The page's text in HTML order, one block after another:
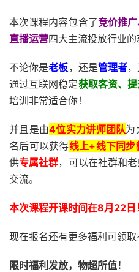
本次课程内容包含了竞价推
直播运营四大主流投放行业的
不论你是老板，还是管理者
通过互联网稳定获取客资、
培训非常适合你！
并且是由4位实力讲师团队为
名后可以获得线上+线下同步
供专属社群，可以在社群和
交流。
本次课程开课时间在8月22日
现在报名还有更多福利可领取
限时福利发放，物超所值！